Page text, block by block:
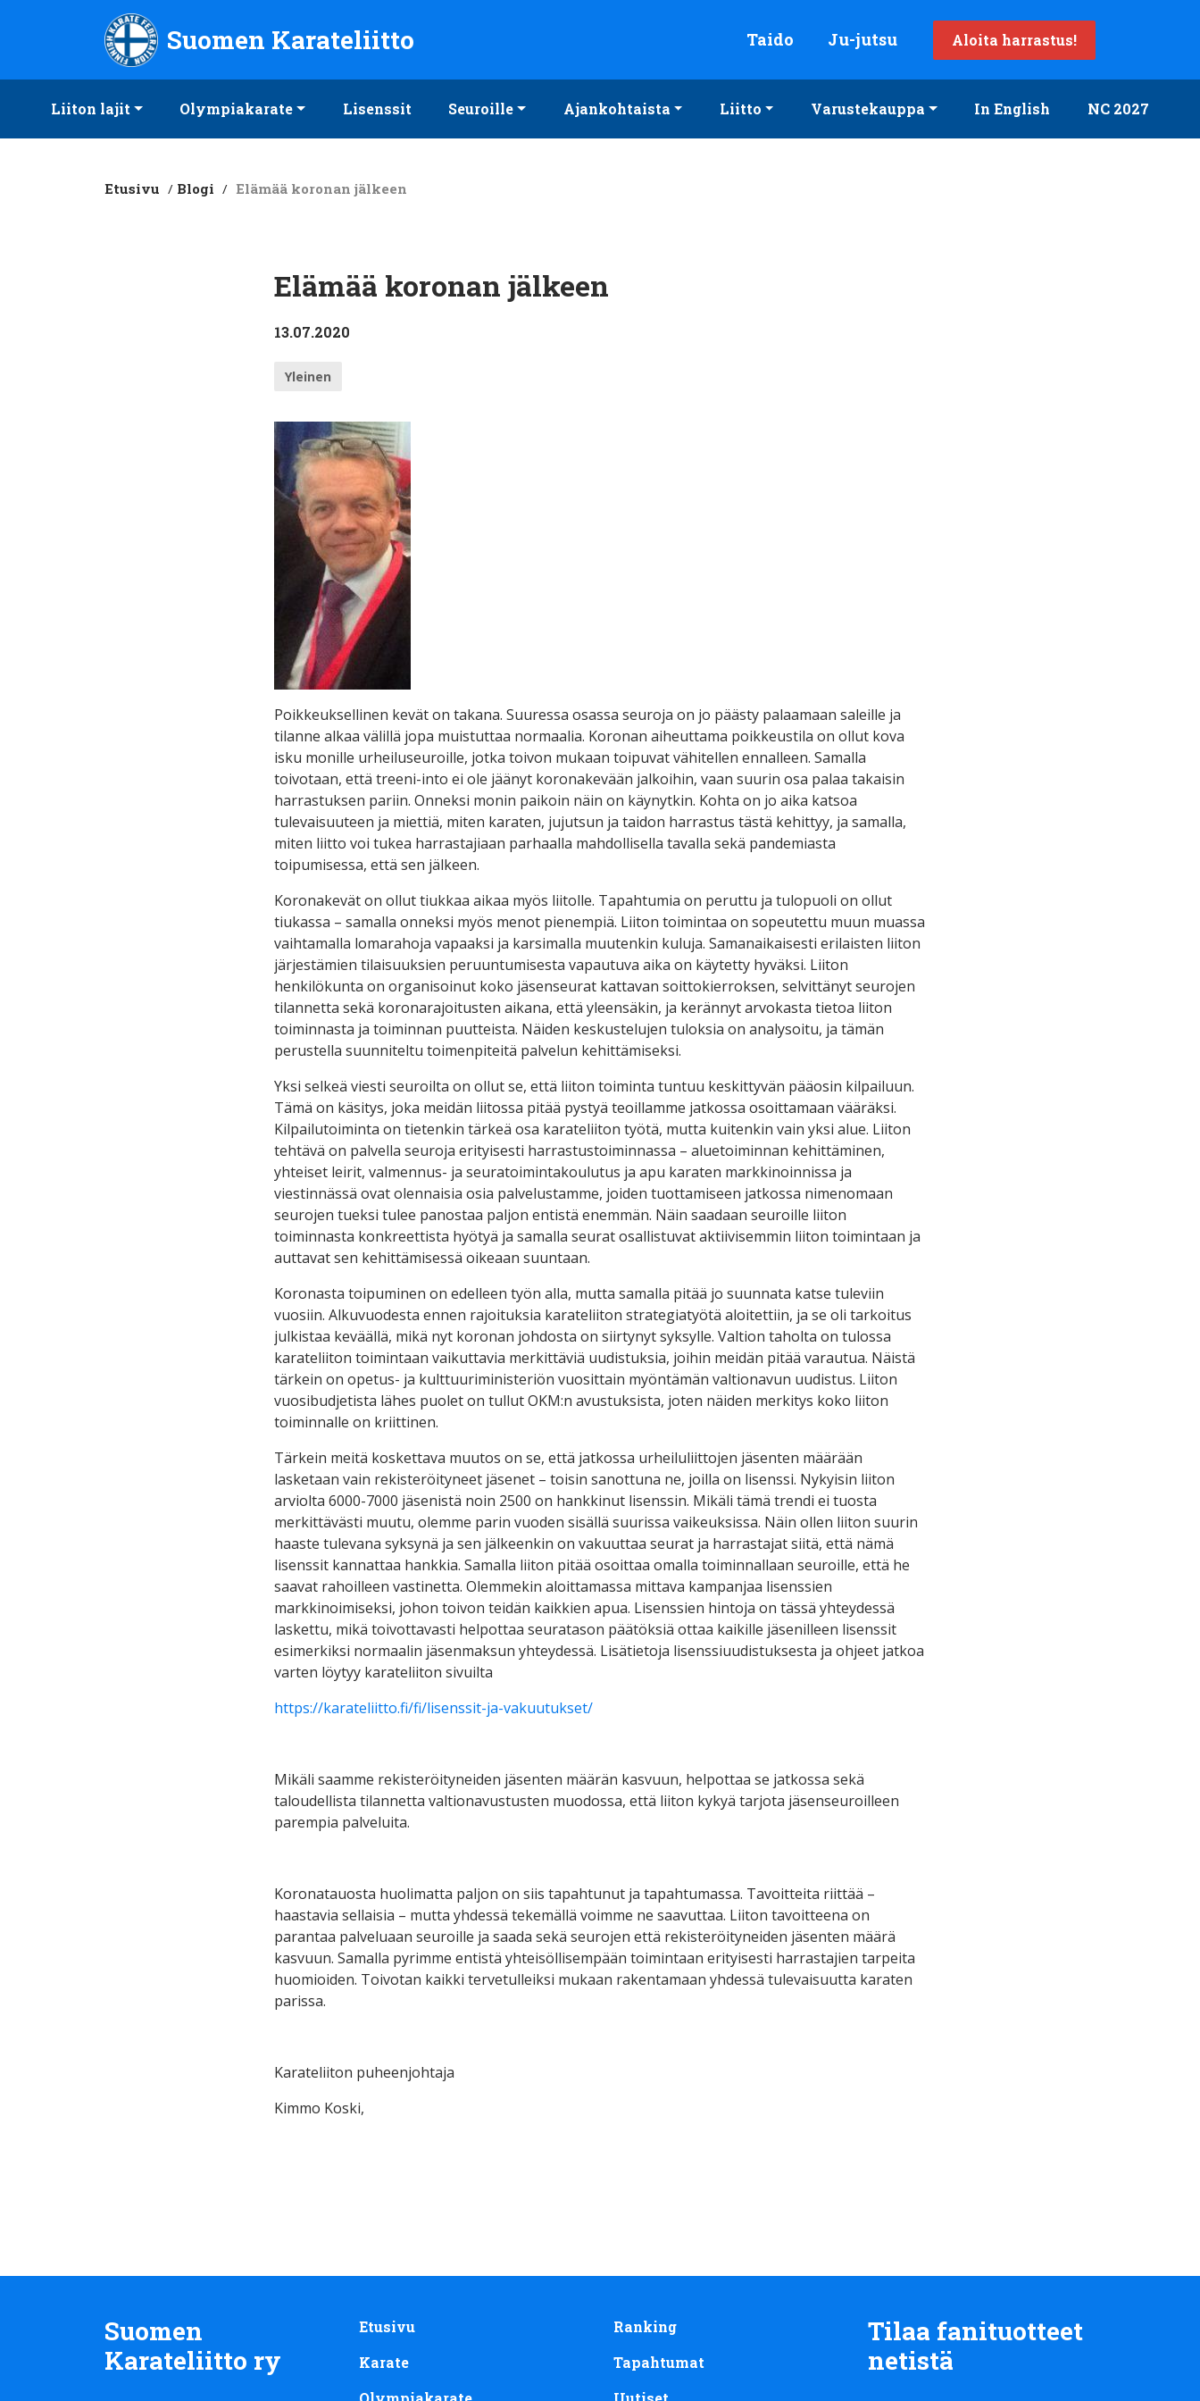
Suomen Karateliitto ry
Suomen Karateliitto Taido Ju-jutsu Aloita harrastus!
Liiton lajit Olympiakarate Lisenssit Seuroille Ajankohtaista Liitto Varustekauppa In English NC 2027
Etusivu / Blogi / Elämää koronan jälkeen
Elämää koronan jälkeen
13.07.2020
Yleinen
Poikkeuksellinen kevät on takana. Suuressa osassa seuroja on jo päästy palaamaan saleille ja
tilanne alkaa välillä jopa muistuttaa normaalia. Koronan aiheuttama poikkeustila on ollut kova
isku monille urheiluseuroille, jotka toivon mukaan toipuvat vähitellen ennalleen. Samalla
toivotaan, että treeni-into ei ole jäänyt koronakevään jalkoihin, vaan suurin osa palaa takaisin
harrastuksen pariin. Onneksi monin paikoin näin on käynytkin. Kohta on jo aika katsoa
tulevaisuuteen ja miettiä, miten karaten, jujutsun ja taidon harrastus tästä kehittyy, ja samalla,
miten liitto voi tukea harrastajiaan parhaalla mahdollisella tavalla sekä pandemiasta
toipumisessa, että sen jälkeen.
Koronakevät on ollut tiukkaa aikaa myös liitolle. Tapahtumia on peruttu ja tulopuoli on ollut
tiukassa – samalla onneksi myös menot pienempiä. Liiton toimintaa on sopeutettu muun muassa
vaihtamalla lomarahoja vapaaksi ja karsimalla muutenkin kuluja. Samanaikaisesti erilaisten liiton
järjestämien tilaisuuksien peruuntumisesta vapautuva aika on käytetty hyväksi. Liiton
henkilökunta on organisoinut koko jäsenseurat kattavan soittokierroksen, selvittänyt seurojen
tilannetta sekä koronarajoitusten aikana, että yleensäkin, ja kerännyt arvokasta tietoa liiton
toiminnasta ja toiminnan puutteista. Näiden keskustelujen tuloksia on analysoitu, ja tämän
perustella suunniteltu toimenpiteitä palvelun kehittämiseksi.
Yksi selkeä viesti seuroilta on ollut se, että liiton toiminta tuntuu keskittyvän pääosin kilpailuun.
Tämä on käsitys, joka meidän liitossa pitää pystyä teoillamme jatkossa osoittamaan vääräksi.
Kilpailutoiminta on tietenkin tärkeä osa karateliiton työtä, mutta kuitenkin vain yksi alue. Liiton
tehtävä on palvella seuroja erityisesti harrastustoiminnassa – aluetoiminnan kehittäminen,
yhteiset leirit, valmennus- ja seuratoimintakoulutus ja apu karaten markkinoinnissa ja
viestinnässä ovat olennaisia osia palvelustamme, joiden tuottamiseen jatkossa nimenomaan
seurojen tueksi tulee panostaa paljon entistä enemmän. Näin saadaan seuroille liiton
toiminnasta konkreettista hyötyä ja samalla seurat osallistuvat aktiivisemmin liiton toimintaan ja
auttavat sen kehittämisessä oikeaan suuntaan.
Koronasta toipuminen on edelleen työn alla, mutta samalla pitää jo suunnata katse tuleviin
vuosiin. Alkuvuodesta ennen rajoituksia karateliiton strategiatyötä aloitettiin, ja se oli tarkoitus
julkistaa keväällä, mikä nyt koronan johdosta on siirtynyt syksylle. Valtion taholta on tulossa
karateliiton toimintaan vaikuttavia merkittäviä uudistuksia, joihin meidän pitää varautua. Näistä
tärkein on opetus- ja kulttuuriministeriön vuosittain myöntämän valtionavun uudistus. Liiton
vuosibudjetista lähes puolet on tullut OKM:n avustuksista, joten näiden merkitys koko liiton
toiminnalle on kriittinen.
Tärkein meitä koskettava muutos on se, että jatkossa urheiluliittojen jäsenten määrään
lasketaan vain rekisteröityneet jäsenet – toisin sanottuna ne, joilla on lisenssi. Nykyisin liiton
arviolta 6000-7000 jäsenistä noin 2500 on hankkinut lisenssin. Mikäli tämä trendi ei tuosta
merkittävästi muutu, olemme parin vuoden sisällä suurissa vaikeuksissa. Näin ollen liiton suurin
haaste tulevana syksynä ja sen jälkeenkin on vakuuttaa seurat ja harrastajat siitä, että nämä
lisenssit kannattaa hankkia. Samalla liiton pitää osoittaa omalla toiminnallaan seuroille, että he
saavat rahoilleen vastinetta. Olemmekin aloittamassa mittava kampanjaa lisenssien
markkinoimiseksi, johon toivon teidän kaikkien apua. Lisenssien hintoja on tässä yhteydessä
laskettu, mikä toivottavasti helpottaa seuratason päätöksiä ottaa kaikille jäsenilleen lisenssit
esimerkiksi normaalin jäsenmaksun yhteydessä. Lisätietoja lisenssiuudistuksesta ja ohjeet jatkoa
varten löytyy karateliiton sivuilta
https://karateliitto.fi/fi/lisenssit-ja-vakuutukset/
Mikäli saamme rekisteröityneiden jäsenten määrän kasvuun, helpottaa se jatkossa sekä
taloudellista tilannetta valtionavustusten muodossa, että liiton kykyä tarjota jäsenseuroilleen
parempia palveluita.
Koronatauosta huolimatta paljon on siis tapahtunut ja tapahtumassa. Tavoitteita riittää –
haastavia sellaisia – mutta yhdessä tekemällä voimme ne saavuttaa. Liiton tavoitteena on
parantaa palveluaan seuroille ja saada sekä seurojen että rekisteröityneiden jäsenten määrä
kasvuun. Samalla pyrimme entistä yhteisöllisempään toimintaan erityisesti harrastajien tarpeita
huomioiden. Toivotan kaikki tervetulleiksi mukaan rakentamaan yhdessä tulevaisuutta karaten
parissa.
Karateliiton puheenjohtaja
Kimmo Koski,
Suomen
Karateliitto ry
Etusivu
Karate
Ranking
Tapahtumat
Tilaa fanituotteet
netistä